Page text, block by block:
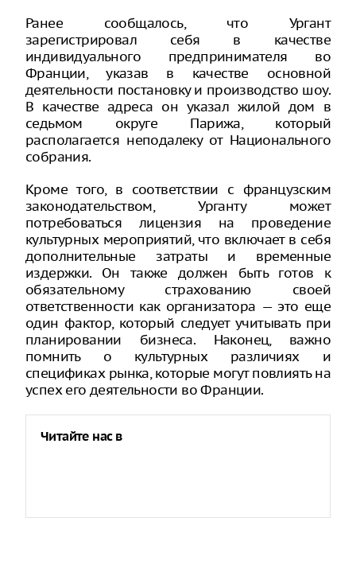
Ранее сообщалось, что Ургант
зарегистрировал себя в качестве
индивидуального предпринимателя во
Франции, указав в качестве основной
деятельности постановку и производство шоу.
В качестве адреса он указал жилой дом в
седьмом округе Парижа, который
располагается неподалеку от Национального
собрания.
Кроме того, в соответствии с французским
законодательством, Урганту может
потребоваться лицензия на проведение
культурных мероприятий, что включает в себя
дополнительные затраты и временные
издержки. Он также должен быть готов к
обязательному страхованию своей
ответственности как организатора — это еще
один фактор, который следует учитывать при
планировании бизнеса. Наконец, важно
помнить о культурных различиях и
спецификах рынка, которые могут повлиять на
успех его деятельности во Франции.
Читайте нас в